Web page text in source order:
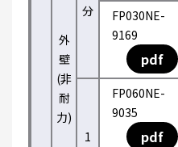
外
壁
(非
耐
力)
分
FP030NE-
9169
pdf
1
FP060NE-
9035
pdf